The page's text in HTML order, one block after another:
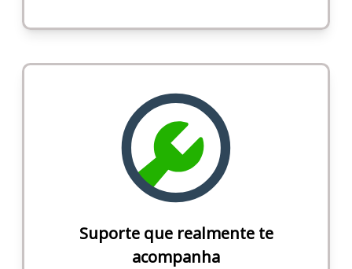
Suporte que realmente te
acompanha